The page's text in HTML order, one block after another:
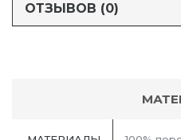
ОТЗЫВОВ (0)